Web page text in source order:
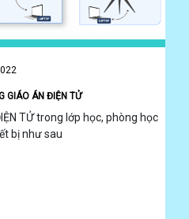
GIÁO ÁN ĐIỆN TỬ
TỬ trong lớp học, phòng học
bị như sau